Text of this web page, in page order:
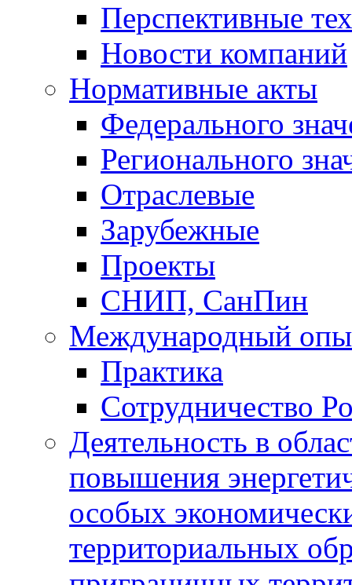
Перспективные
Новости компаний
Нормативные акты
Федерального
Регионального
Отраслевые
Зарубежные
Проекты
СНИП, СанПин
Международный
Практика
Сотрудничество
Деятельность в
повышения
особых
территориальных